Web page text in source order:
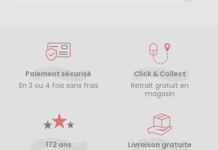
Paiement sécurisé
En 3 ou 4 fois sans frais
Click & Collect
Retrait gratuit en
magasin
172 ans
Livraison gratuite